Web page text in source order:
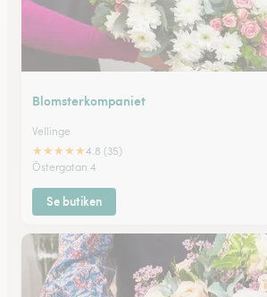
Blomsterkompaniet
Vellinge
★★★★★4.8 (35)
Östergatan 4
Se butiken